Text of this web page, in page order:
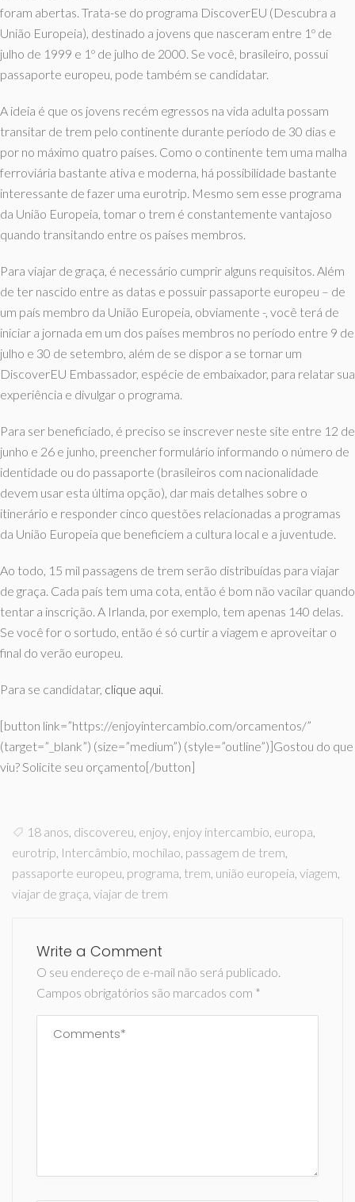
foram abertas. Trata-se do programa DiscoverEU (Descubra a
União Europeia), destinado a jovens que nasceram entre 1º de
julho de 1999 e 1º de julho de 2000. Se você, brasileiro, possui
passaporte europeu, pode também se candidatar.
A ideia é que os jovens recém egressos na vida adulta possam
transitar de trem pelo continente durante período de 30 dias e
por no máximo quatro países. Como o continente tem uma malha
ferroviária bastante ativa e moderna, há possibilidade bastante
interessante de fazer uma eurotrip. Mesmo sem esse programa
da União Europeia, tomar o trem é constantemente vantajoso
quando transitando entre os países membros.
Para viajar de graça, é necessário cumprir alguns requisitos. Além
de ter nascido entre as datas e possuir passaporte europeu – de
um país membro da União Europeia, obviamente -, você terá de
iniciar a jornada em um dos países membros no período entre 9 de
julho e 30 de setembro, além de se dispor a se tornar um
DiscoverEU Embassador, espécie de embaixador, para relatar sua
experiência e divulgar o programa.
Para ser beneficiado, é preciso se inscrever neste site entre 12 de
junho e 26 e junho, preencher formulário informando o número de
identidade ou do passaporte (brasileiros com nacionalidade
devem usar esta última opção), dar mais detalhes sobre o
itinerário e responder cinco questões relacionadas a programas
da União Europeia que beneficiem a cultura local e a juventude.
Ao todo, 15 mil passagens de trem serão distribuídas para viajar
de graça. Cada país tem uma cota, então é bom não vacilar quando
tentar a inscrição. A Irlanda, por exemplo, tem apenas 140 delas.
Se você for o sortudo, então é só curtir a viagem e aproveitar o
final do verão europeu.
Para se candidatar, clique aqui
[button link=”https://enjoyintercambio.com/orcamentos/”
(target=”_blank”) (size=”medium”) (style=”outline”)]Gostou do que
viu? Solicite seu orçamento[/button]
18 anos discovereu enjoy enjoy intercambio europa
eurotrip Intercâmbio mochilao passagem de trem
passaporte europeu programa trem união europeia viagem
viajar de graça viajar de trem
Write a Comment
O seu endereço de e-mail não será publicado.
Campos obrigatórios são marcados com *